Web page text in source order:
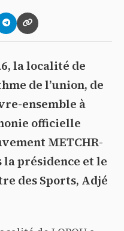
la localité de
de l’union, de
ensemble à
officielle
METCHR-
la présidence et le
des Sports, Adjé